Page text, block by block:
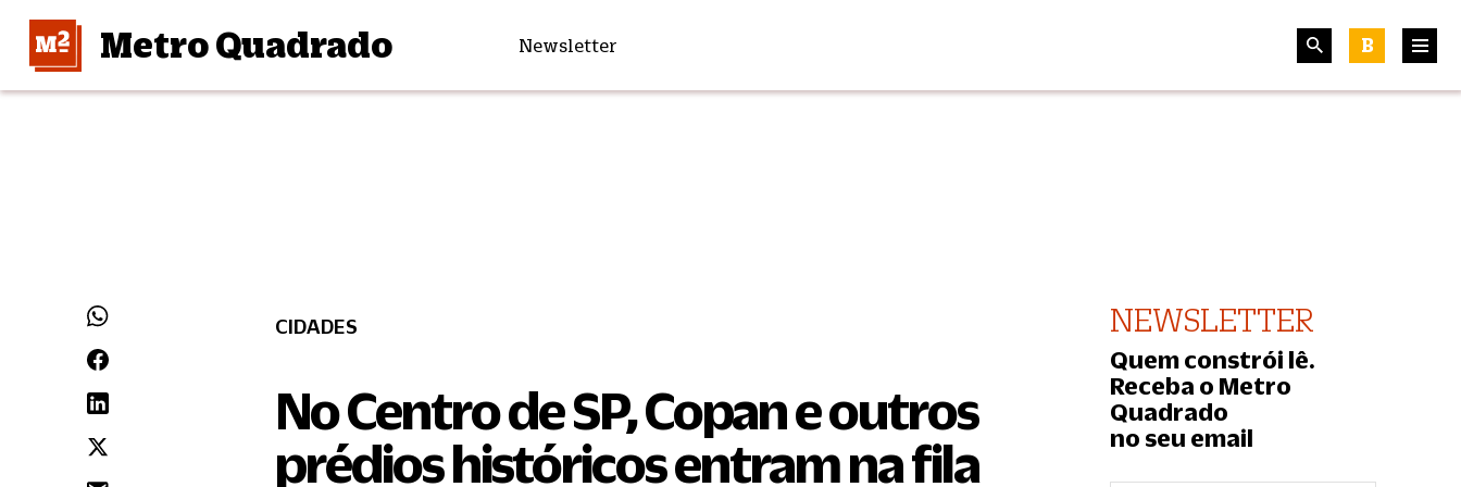
Metro Quadrado Newsletter B
CIDADES
No Centro de SP, Copan e outros
prédios históricos entram na fila
NEWSLETTER
Quem constrói lê.
Receba o Metro
Quadrado
no seu email